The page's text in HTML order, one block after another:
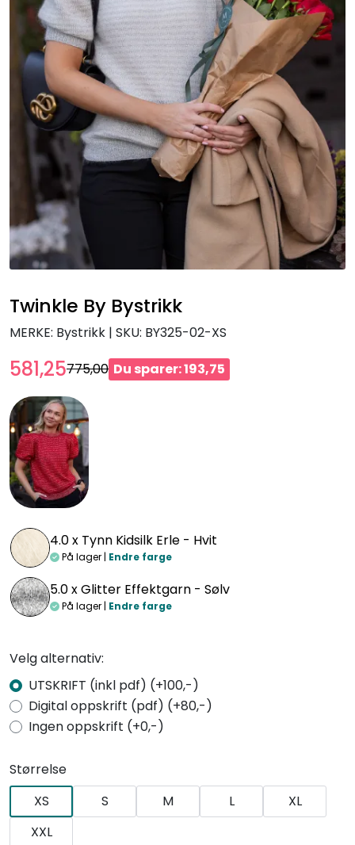
Twinkle By Bystrikk
MERKE: Bystrikk | SKU: BY325-02-XS
581,25775,00 Du sparer: 193,75
4.0 x Tynn Kidsilk Erle - Hvit
På lager | Endre farge
5.0 xGlitter Effektgarn - Sølv
På lager | Endre farge
Velg alternativ:
UTSKRIFT (inkl pdf) (+100,-)
Digital oppskrift (pdf) (+80,-)
Ingen oppskrift (+0,-)
Størrelse
XS
S M L
XL
XXL